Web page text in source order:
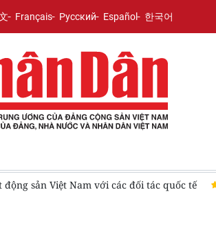
Français Русский Español 한국어
sản Việt Nam với các đối tác quốc tế